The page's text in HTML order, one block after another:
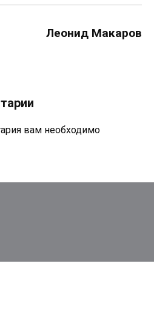
Леонид Макаров
вам необходимо